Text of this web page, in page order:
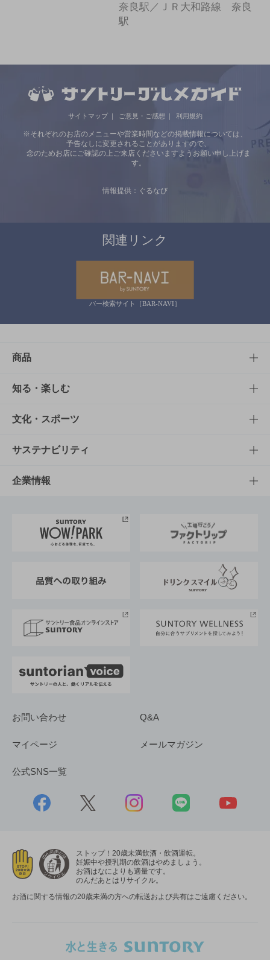
奈良駅／ＪＲ大和路線 奈良
駅
サイトマップ ご意見・ご感想 利用規約
※それぞれのお店のメニューや営業時間などの掲載情報については、
予告なしに変更されることがありますので、
念のためお店にご確認の上ご来店くださいますようお願い申し上げま
す。
情報提供：ぐるなび
関連リンク
バー検索サイト［BAR-NAVI］
商品
商品TOP
商品一覧
商品発売情報
栄養成分一覧
知る・楽しむ
知る・楽しむTOP
キャンペーン
工場見学
地域情報
文化・スポーツ
文化・スポーツTOP
サントリーホール
サントリーサンバーズ大阪
サステナビリティ
サステナビリティTOP
サントリーが考えるサステナビリティ経営
企業情報
企業概要
採用情報
お問い合わせ Q&A
マイページ メールマガジン
公式SNS一覧
ストップ！20歳未満飲酒・飲酒運転。
妊娠中や授乳期の飲酒はやめましょう。
お酒はなによりも適量です。
のんだあとはリサイクル。
お酒に関する情報の20歳未満の方への転送および共有はご遠慮ください。